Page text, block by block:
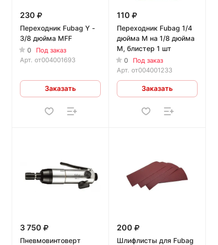
230
Переходник Fubag Y -
3/8 дюйма MFF
0
Под заказ
Арт. от004001693
Заказать
110
Переходник Fubag 1/4
дюйма M на 1/8 дюйма
M, блистер 1 шт
0
Под заказ
Арт. от004001233
Заказать
3 750
Пневмовинтоверт
200
Шлифлисты для Fubag